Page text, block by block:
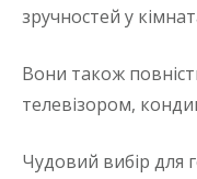
зручностей у
Вони також
телевізором,
Чудовий вибір для